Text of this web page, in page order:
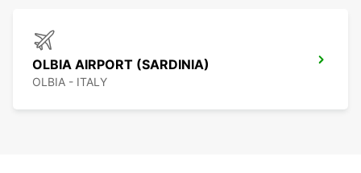
OLBIA AIRPORT (SARDINIA)
OLBIA - ITALY